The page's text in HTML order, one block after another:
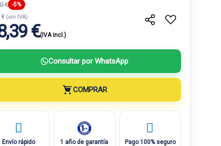
€ -5%
€ (sin IVA)
€(IVA incl.)
Consultar por WhatsApp
COMPRAR
Envío rápido 1 año de garantía Pago 100% seguro